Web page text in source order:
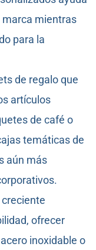
marca mientras
para la
de regalo que
artículos
de café o
temáticas de
aún más
creciente
ofrecer
inoxidable o